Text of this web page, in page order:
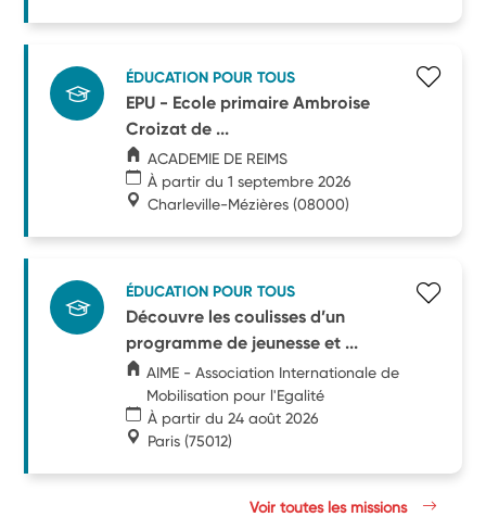
ÉDUCATION POUR TOUS
EPU - Ecole primaire Ambroise
Croizat de ...
ACADEMIE DE REIMS
À partir du 1 septembre 2026
Charleville-Mézières (08000)
ÉDUCATION POUR TOUS
Découvre les coulisses d’un
programme de jeunesse et ...
AIME - Association Internationale de
Mobilisation pour l'Egalité
À partir du 24 août 2026
Paris (75012)
Voir toutes les missions